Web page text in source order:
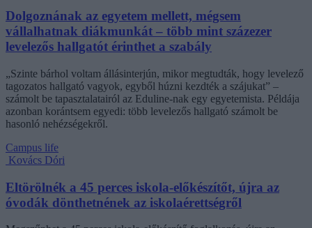
Dolgoznának az egyetem mellett, mégsem
vállalhatnak diákmunkát – több mint százezer
levelezős hallgatót érinthet a szabály
„Szinte bárhol voltam állásinterjún, mikor megtudták, hogy levelező
tagozatos hallgató vagyok, egyből húzni kezdték a szájukat” –
számolt be tapasztalatairól az Eduline-nak egy egyetemista. Példája
azonban korántsem egyedi: több levelezős hallgató számolt be
hasonló nehézségekről.
Campus life
Kovács Dóri
Eltörölnék a 45 perces iskola-előkészítőt, újra az
óvodák dönthetnének az iskolaérettségről